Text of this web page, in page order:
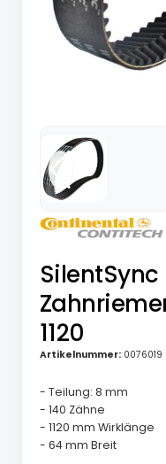
SilentSync
1120
Artikelnummer: 0076019
- Teilung: 8 mm
- 140 Zähne
- 1120 mm Wirklänge
- 64 mm Breit